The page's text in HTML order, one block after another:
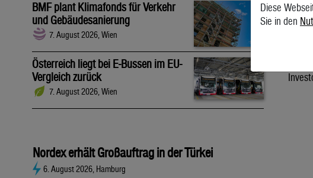
BMF plant Klimafonds für Verkehr
und Gebäudesanierung
7. August 2026, Wien
Österreich liegt bei E-Bussen im EU-
Vergleich zurück
7. August 2026, Wien
80
auf
Nordex erhält Großauftrag in der Türkei
6. August 2026, Hamburg
Diese
Sie in den